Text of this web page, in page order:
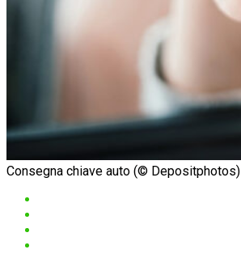
Consegna chiave auto (© Depositphotos)